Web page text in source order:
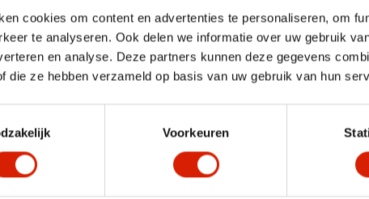
cookies om content en advertenties te personaliseren, om
te analyseren. Ook delen we informatie over uw gebruik
en analyse. Deze partners kunnen deze gegevens
die ze hebben verzameld op basis van uw gebruik van hun
Voorkeuren